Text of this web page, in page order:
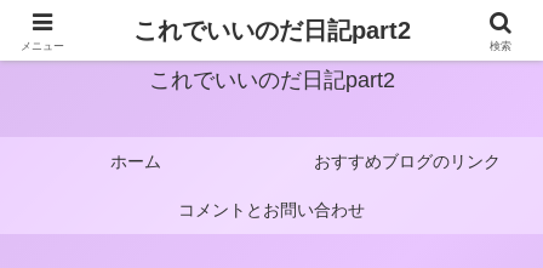
これでいいのだ日記part2
ホーム おすすめブログのリンク
コメントとお問い合わせ
メニュー
これでいいのだ日記part2
検索